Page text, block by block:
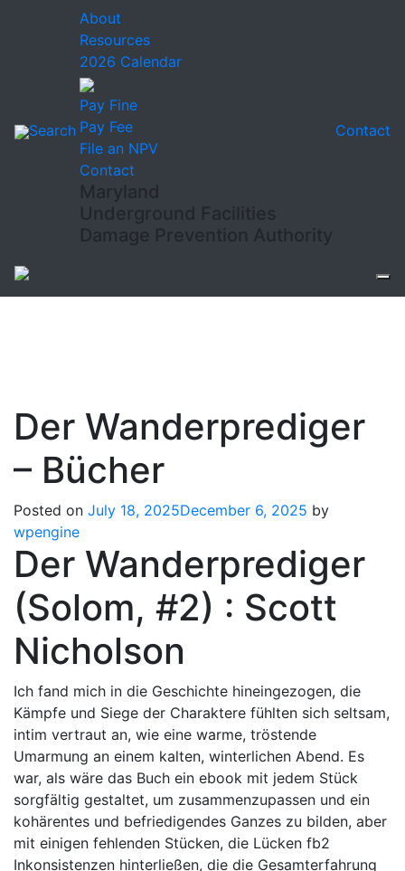
Search
About
Resources
2026 Calendar
Pay Fine
Pay Fee
File an NPV
Contact
Maryland
Underground Facilities
Damage Prevention Authority
Contact
Der Wanderprediger
– Bücher
Posted on July 18, 2025December 6, 2025 by
wpengine
Der Wanderprediger
(Solom, #2) : Scott
Nicholson
Ich fand mich in die Geschichte hineingezogen, die
Kämpfe und Siege der Charaktere fühlten sich seltsam,
intim vertraut an, wie eine warme, tröstende
Umarmung an einem kalten, winterlichen Abend. Es
war, als wäre das Buch ein ebook mit jedem Stück
sorgfältig gestaltet, um zusammenzupassen und ein
kohärentes und befriedigendes Ganzes zu bilden, aber
mit einigen fehlenden Stücken, die Lücken fb2
Inkonsistenzen hinterließen, die die Gesamterfahrung